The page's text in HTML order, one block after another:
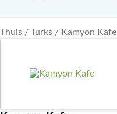
Thuis / Turks / Kamyon Kafe